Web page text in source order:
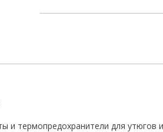
термопредохранители для утюгов и